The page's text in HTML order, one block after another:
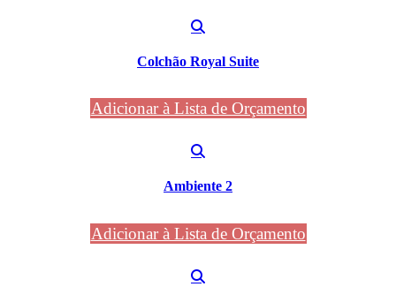
Colchão Royal Suite
Adicionar à Lista de Orçamento
Ambiente 2
Adicionar à Lista de Orçamento